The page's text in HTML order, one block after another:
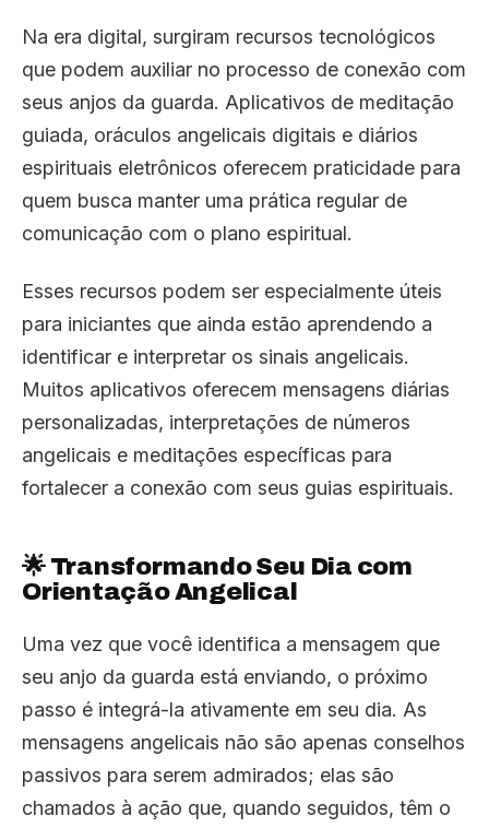
Na era digital, surgiram recursos tecnológicos
que podem auxiliar no processo de conexão com
seus anjos da guarda. Aplicativos de meditação
guiada, oráculos angelicais digitais e diários
espirituais eletrônicos oferecem praticidade para
quem busca manter uma prática regular de
comunicação com o plano espiritual.
Esses recursos podem ser especialmente úteis
para iniciantes que ainda estão aprendendo a
identificar e interpretar os sinais angelicais.
Muitos aplicativos oferecem mensagens diárias
personalizadas, interpretações de números
angelicais e meditações específicas para
fortalecer a conexão com seus guias espirituais.
🌟 Transformando Seu Dia com
Orientação Angelical
Uma vez que você identifica a mensagem que
seu anjo da guarda está enviando, o próximo
passo é integrá-la ativamente em seu dia. As
mensagens angelicais não são apenas conselhos
passivos para serem admirados; elas são
chamados à ação que, quando seguidos, têm o